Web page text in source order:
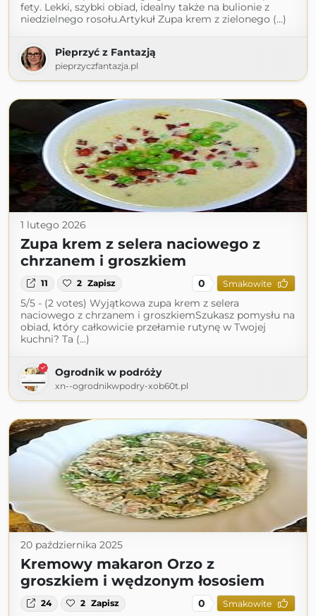
fety. Lekki, szybki obiad, idealny także na bulionie z
niedzielnego rosołu.Artykuł Zupa krem z zielonego (...)
Pieprzyć z Fantazją
pieprzyczfantazja.pl
1 lutego 2026
Zupa krem z selera naciowego z
chrzanem i groszkiem
11 2 Zapisz 0 Smakowite
5/5 - (2 votes) Wyjątkowa zupa krem z selera
naciowego z chrzanem i groszkiemSzukasz pomysłu na
obiad, który całkowicie przełamie rutynę w Twojej
kuchni? Ta (...)
Ogrodnik w podróży
xn--ogrodnikwpodry-xob60t.pl
20 października 2025
Kremowy makaron Orzo z
groszkiem i wędzonym łososiem
24 2 Zapisz 0 Smakowite